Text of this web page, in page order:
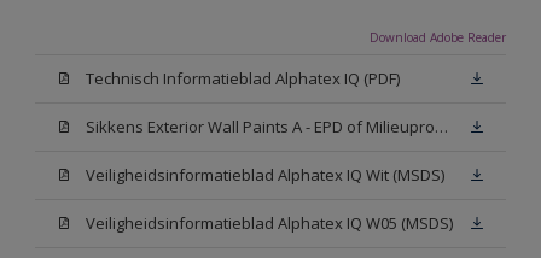
Download Adobe Reader
Technisch Informatieblad Alphatex IQ (PDF)
Sikkens Exterior Wall Paints A - EPD of Milieuproductverklaring
Veiligheidsinformatieblad Alphatex IQ Wit (MSDS)
Veiligheidsinformatieblad Alphatex IQ W05 (MSDS)